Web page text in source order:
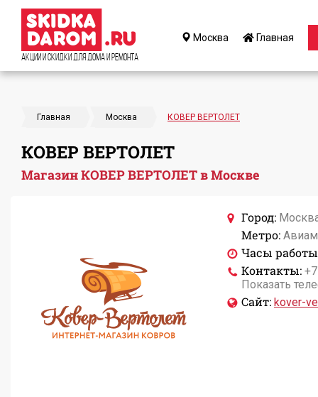
Акции и Скидки для дома и ремонта
Москва Главная
Главная Москва КОВЕР ВЕРТОЛЕТ
КОВЕР ВЕРТОЛЕТ
Магазин КОВЕР ВЕРТОЛЕТ в Москве
Город:
Метро:
Часы
Контакты:
Показать
Сайт: kover-